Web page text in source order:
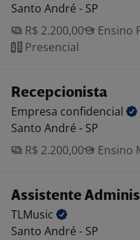
Santo André - SP
R$ 2.200,00
Ensino
Presencial
Recepcionista
Empresa confidencial
Santo André - SP
R$ 2.200,00
Ensino
Assistente
TLMusic
Santo André - SP